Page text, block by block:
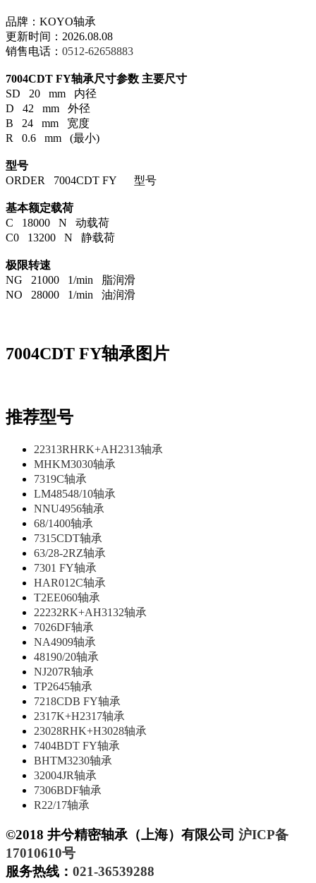
品牌：KOYO轴承
更新时间：2026.08.08
销售电话： 0512-62658883
7004CDT FY轴承尺寸参数 主要尺寸
SD 20 mm 内径
D 42 mm 外径
B 24 mm 宽度
R 0.6 mm (最小)
型号
ORDER 7004CDT FY 型号
基本额定载荷
C 18000 N 动载荷
C0 13200 N 静载荷
极限转速
NG 21000 1/min 脂润滑
NO 28000 1/min 油润滑
7004CDT FY轴承图片
推荐型号
22313RHRK+AH2313轴承
MHKM3030轴承
7319C轴承
LM48548/10轴承
NNU4956轴承
68/1400轴承
7315CDT轴承
63/28-2RZ轴承
7301 FY轴承
HAR012C轴承
T2EE060轴承
22232RK+AH3132轴承
7026DF轴承
NA4909轴承
48190/20轴承
NJ207R轴承
TP2645轴承
7218CDB FY轴承
2317K+H2317轴承
23028RHK+H3028轴承
7404BDT FY轴承
BHTM3230轴承
32004JR轴承
7306BDF轴承
R22/17轴承
©2018 井兮精密轴承（上海）有限公司 沪ICP备
17010610号
服务热线： 021-36539288